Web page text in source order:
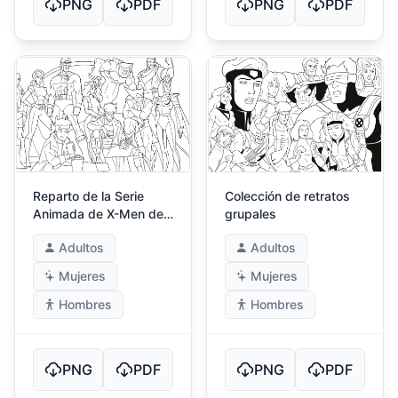
PNG PDF PNG PDF
Reparto de la Serie
Animada de X-Men de
los 90
Adultos
Mujeres
Hombres
PNG PDF
Colección de retratos
grupales
Adultos
Mujeres
Hombres
PNG PDF